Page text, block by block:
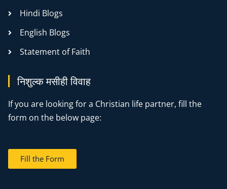
Hindi Blogs
English Blogs
Statement of Faith
निशुल्क मसीही विवाह
If you are looking for a Christian life partner, fill the
form on the below page:
Fill the Form